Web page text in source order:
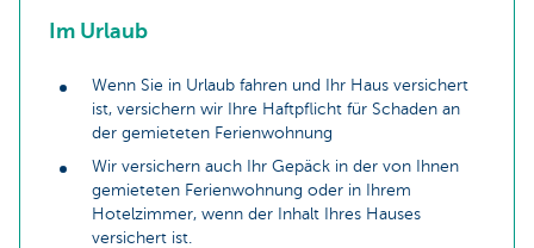
Im Urlaub
Wenn Sie in Urlaub fahren und Ihr Haus versichert
ist, versichern wir Ihre Haftpflicht für Schaden an
der gemieteten Ferienwohnung
Wir versichern auch Ihr Gepäck in der von Ihnen
gemieteten Ferienwohnung oder in Ihrem
Hotelzimmer, wenn der Inhalt Ihres Hauses
versichert ist.